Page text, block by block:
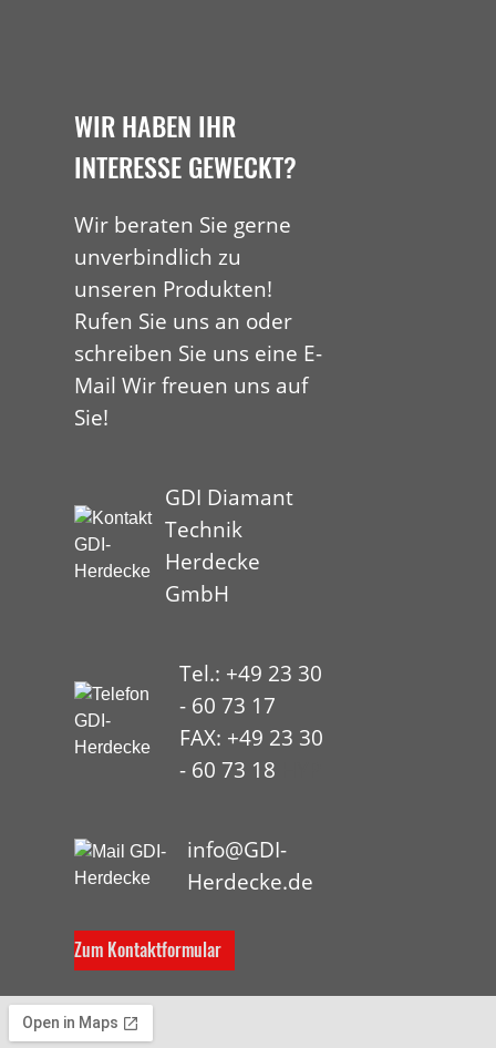
WIR HABEN IHR
INTERESSE GEWECKT?
Wir beraten Sie gerne
unverbindlich zu
unseren Produkten!
Rufen Sie uns an oder
schreiben Sie uns eine E-
Mail Wir freuen uns auf
Sie!
GDI Diamant
Technik
Herdecke
GmbH
Tel.: +49 23 30
- 60 73 17
FAX: +49 23 30
- 60 73 18
info@GDI-
Herdecke.de
Zum Kontaktformular